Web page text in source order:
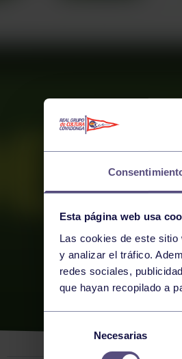
Esta página web usa
Las cookies de este
y analizar el tráfico.
redes sociales,
que hayan recopilado a
de
consentimiento
Necesarias
I